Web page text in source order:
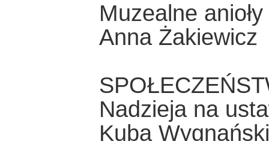
Muzealne anioły
Anna Żakiewicz
Nadzieja na
Kuba Wygnański